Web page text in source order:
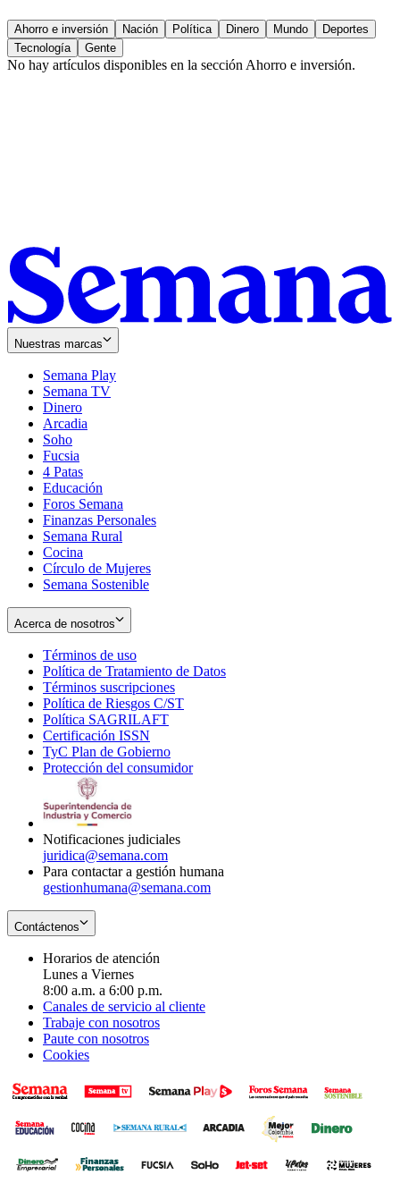
Ahorro e inversión Nación Política Dinero Mundo
Deportes
Tecnología
Gente
No hay artículos disponibles en la secciónAhorro e inversión.
Nuestras marcas
Semana Play
Semana TV
Dinero
Arcadia
Soho
in
new
window
Fucsia
in
new
window
4 Patas
Educación
Foros Semana
Finanzas Personales
Semana Rural
Cocina
Círculo de Mujeres
Semana Sostenible
Acerca de nosotros
Términos de uso
in
new
window
Política de Tratamiento de Datos
Términos suscripciones
in
Política de Riesgos C/ST
Política SAGRILAFT
new
window
Certificación ISSN
in
new
TyC Plan de Gobierno
in
Protección del consumidorOpens
Notificaciones judiciales
juridica@semana.com
Para contactar a gestión humana
gestionhumana@semana.com
Contáctenos
Horarios de atención
Lunes a Viernes
8:00 a.m. a 6:00 p.m.
Canales de servicio al cliente
Trabaje con nosotros
Paute con nosotros
Cookies